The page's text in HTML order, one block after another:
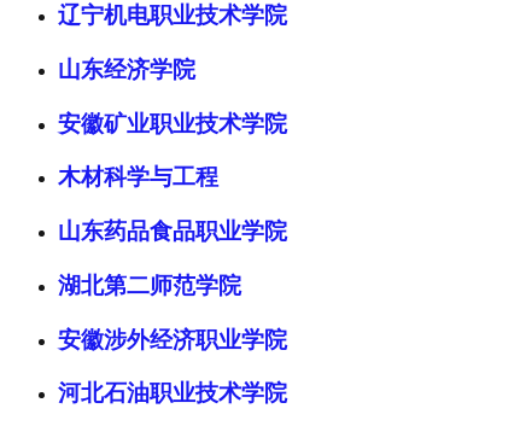
辽宁机电职业技术学院
山东经济学院
安徽矿业职业技术学院
木材科学与工程
山东药品食品职业学院
湖北第二师范学院
安徽涉外经济职业学院
河北石油职业技术学院